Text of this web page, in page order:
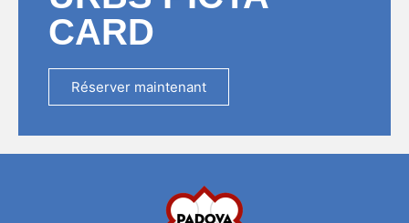
CARD
Réserver maintenant